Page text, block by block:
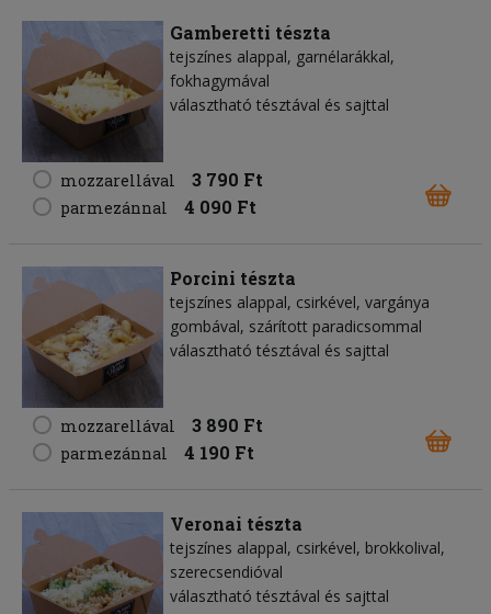
Gamberetti tészta
tejszínes alappal, garnélarákkal,
fokhagymával
választható tésztával és sajttal
mozzarellával 3 790 Ft
parmezánnal 4 090 Ft
Porcini tészta
tejszínes alappal, csirkével, vargánya
gombával, szárított paradicsommal
választható tésztával és sajttal
mozzarellával 3 890 Ft
parmezánnal 4 190 Ft
Veronai tészta
tejszínes alappal, csirkével, brokkolival,
szerecsendióval
választható tésztával és sajttal